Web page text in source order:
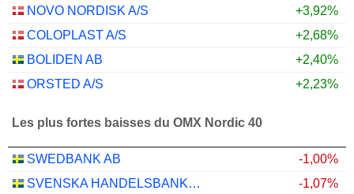
NOVO NORDISK A/S
+3,92%
COLOPLAST A/S
+2,68%
BOLIDEN AB
+2,40%
ORSTED A/S
+2,23%
Les plus fortes baisses du OMX Nordic 40
SWEDBANK AB
-1,00%
SVENSKA HANDELSBANKEN AB
-1,07%